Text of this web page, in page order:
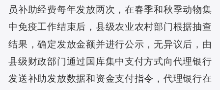
员补助经费每年发放两次，在春季和秋季动物集
中免疫工作结束后，县级农业农村部门根据抽查
结果，确定发放金额并进行公示，无异议后，由
县级财政部门通过国库集中支付方式向代理银行
发送补助发放数据和资金支付指令，代理银行在